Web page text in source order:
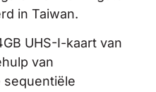
in Taiwan.
UHS-I-kaart van
van
sequentiële